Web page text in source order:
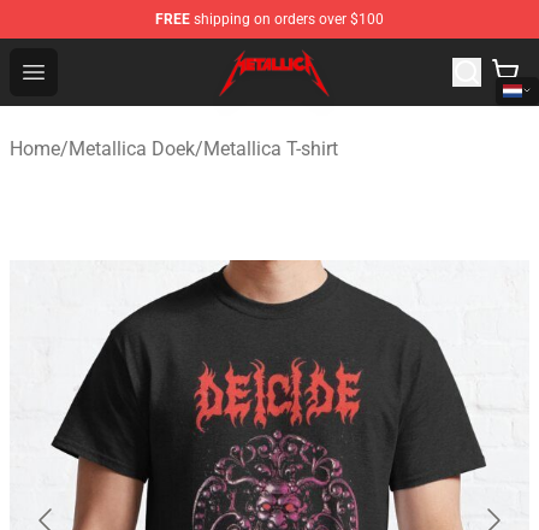
FREE shipping on orders over $100
Open menu
Metallica Store - Official Metallica Merchandise Shop
Home/Metallica Doek/Metallica T-shirt